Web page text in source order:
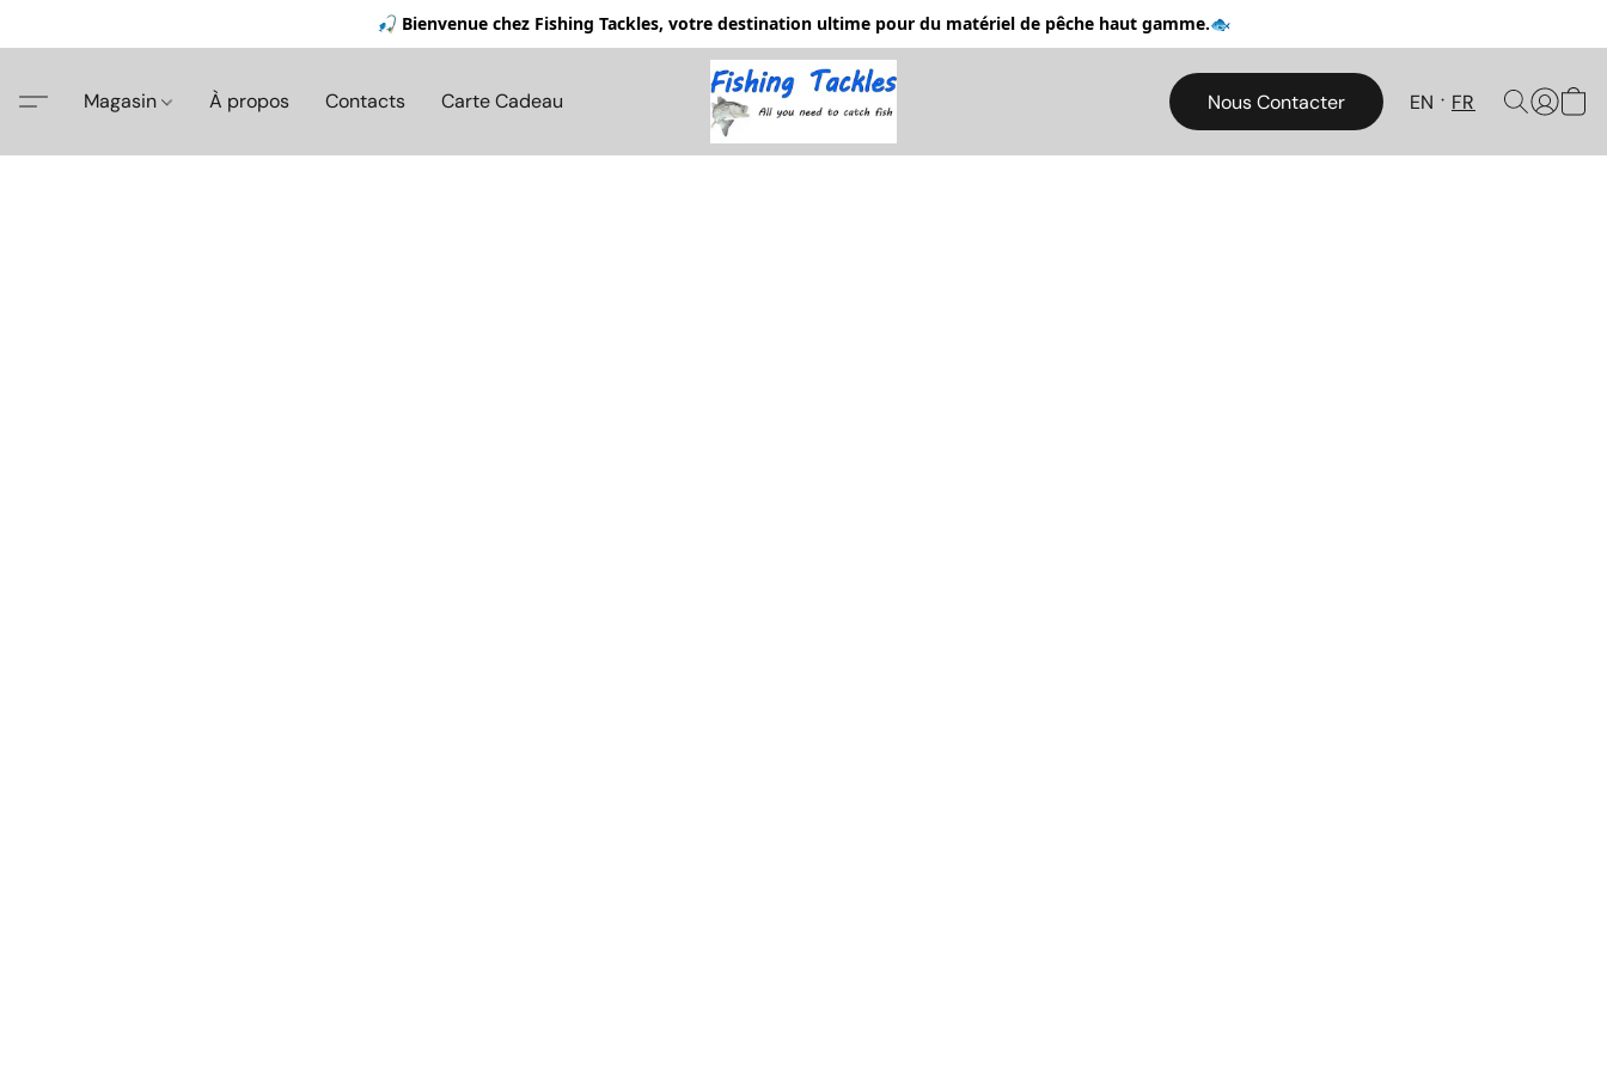
🎣 Bienvenue chez Fishing Tackles, votre destination ultime pour du matériel de pêche haut gamme.🐟
Magasin À propos Contacts Carte Cadeau Nous Contacter EN FR